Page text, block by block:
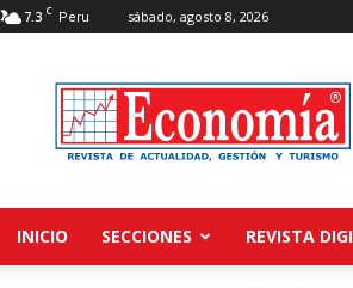
7.3 C Peru sábado, agosto 8, 2026
Revista
Economía
INICIO SECCIONES REVISTA